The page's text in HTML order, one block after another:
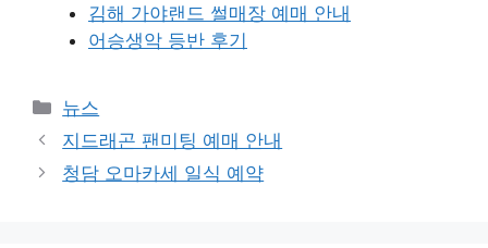
김해 가야랜드 썰매장 예매 안내
어승생악 등반 후기
카
테
고
리
뉴스
지드래곤 팬미팅 예매 안내
청담 오마카세 일식 예약